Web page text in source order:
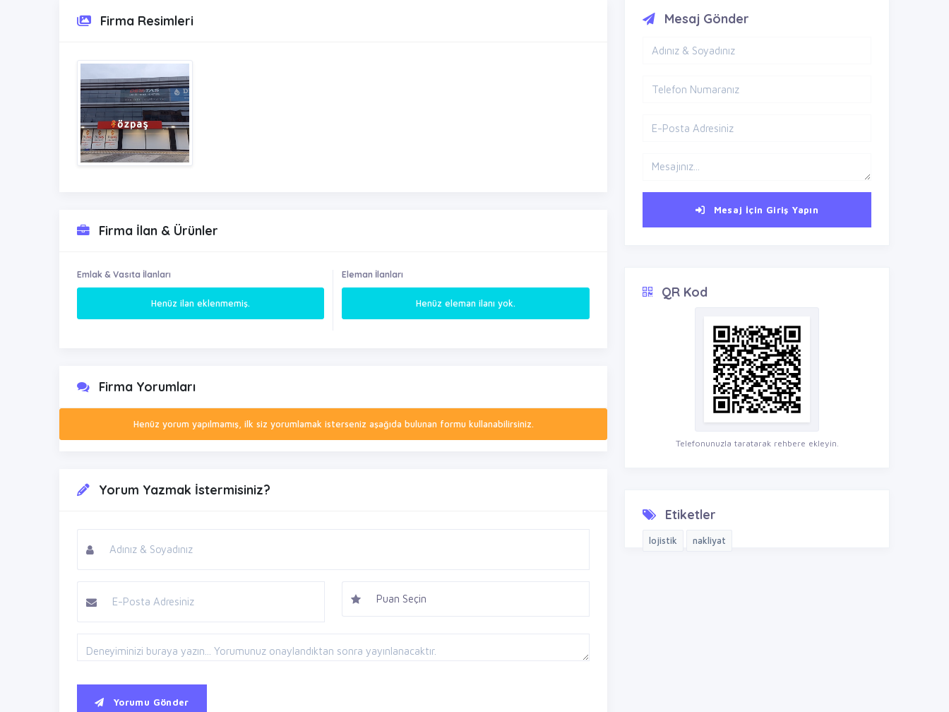
Firma Resimleri
Firma İlan & Ürünler
Emlak & Vasıta İlanları
Henüz ilan eklenmemiş.
Eleman İlanları
Henüz eleman ilanı yok.
Firma Yorumları
Henüz yorum yapılmamış, ilk siz yorumlamak isterseniz aşağıda bulunan formu kullanabilirsiniz.
Yorum Yazmak İstermisiniz?
Yorumu Gönder
Mesaj Gönder
Mesaj İçin Giriş Yapın
QR Kod
Telefonunuzla taratarak rehbere ekleyin.
Etiketler
lojistik nakliyat